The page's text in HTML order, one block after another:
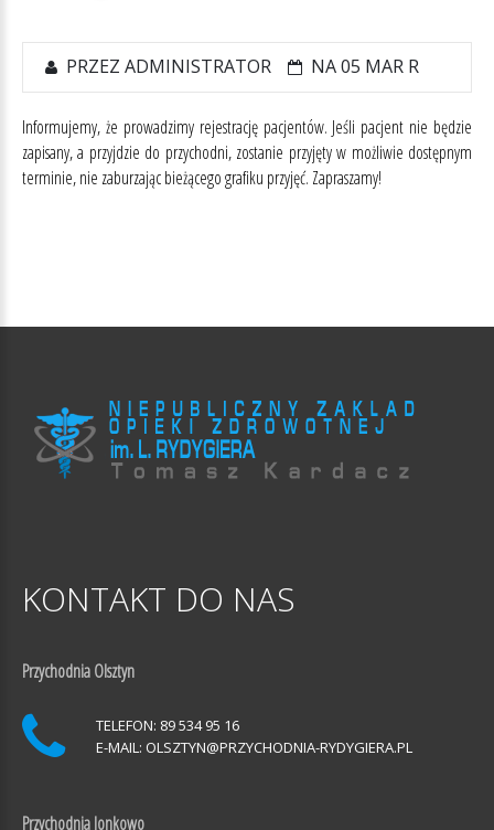
PRZEZ ADMINISTRATOR NA 05 MAR R
Informujemy, że prowadzimy rejestrację pacjentów. Jeśli pacjent nie będzie
zapisany, a przyjdzie do przychodni, zostanie przyjęty w możliwie dostępnym
terminie, nie zaburzając bieżącego grafiku przyjęć. Zapraszamy!
KONTAKT DO NAS
Przychodnia Olsztyn
TELEFON: 89 534 95 16
E-MAIL: OLSZTYN@PRZYCHODNIA-RYDYGIERA.PL
Przychodnia Jonkowo